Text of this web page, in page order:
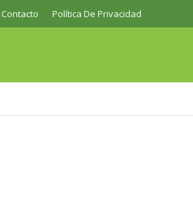
Contacto Política De Privacidad